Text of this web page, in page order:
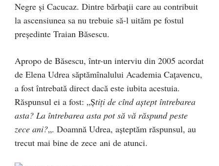
Negre și Cacucaz. Dintre bărbații care au contribuit
la ascensiunea sa nu trebuie să-l uităm pe fostul
președinte Traian Băsescu.
Apropo de Băsescu, într-un interviu din 2005 acordat
de Elena Udrea săptămînalului Academia Cațavencu,
a fost întrebată direct dacă este iubita acestuia.
Răspunsul ei a fost: „Știți de cînd aştept întrebarea
asta? La întrebarea asta pot să vă răspund peste
zece ani?„. Doamnă Udrea, așteptăm răspunsul, au
trecut mai bine de zece ani de atunci.